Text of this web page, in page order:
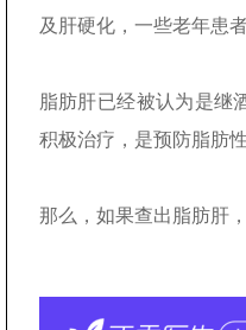
及肝硬化，一些老年患
脂肪肝已经被认为是继
积极治疗，是预防脂肪
那么，如果查出脂肪肝